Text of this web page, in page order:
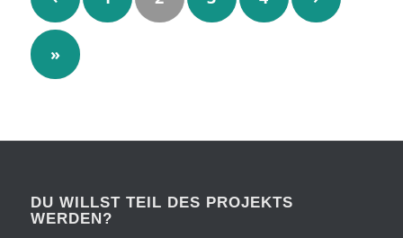
»
DU WILLST TEIL DES PROJEKTS
WERDEN?